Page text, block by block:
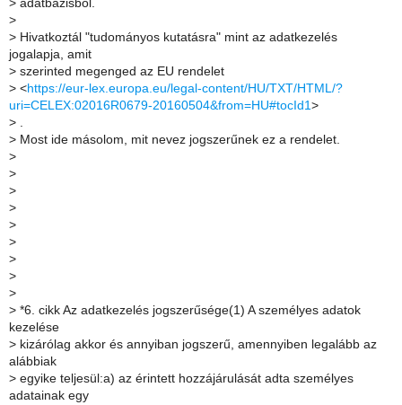
> adatbázisból.
>
> Hivatkoztál "tudományos kutatásra" mint az adatkezelés
jogalapja, amit
> szerinted megenged az EU rendelet
> <https://eur-lex.europa.eu/legal-content/HU/TXT/HTML/?
uri=CELEX:02016R0679-20160504&from=HU#tocId1>
> .
> Most ide másolom, mit nevez jogszerűnek ez a rendelet.
>
>
>
>
>
>
>
>
>
> *6. cikk Az adatkezelés jogszerűsége(1) A személyes adatok
kezelése
> kizárólag akkor és annyiban jogszerű, amennyiben legalább az
alábbiak
> egyike teljesül:a) az érintett hozzájárulását adta személyes
adatainak egy